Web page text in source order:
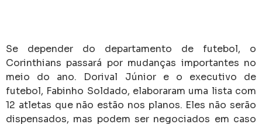
Se depender do departamento de futebol, o
Corinthians passará por mudanças importantes no
meio do ano. Dorival Júnior e o executivo de
futebol, Fabinho Soldado, elaboraram uma lista com
12 atletas que não estão nos planos. Eles não serão
dispensados, mas podem ser negociados em caso